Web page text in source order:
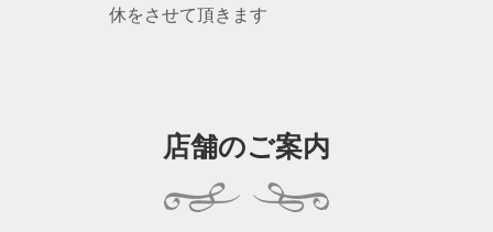
休をさせて頂きます
店舗のご案内